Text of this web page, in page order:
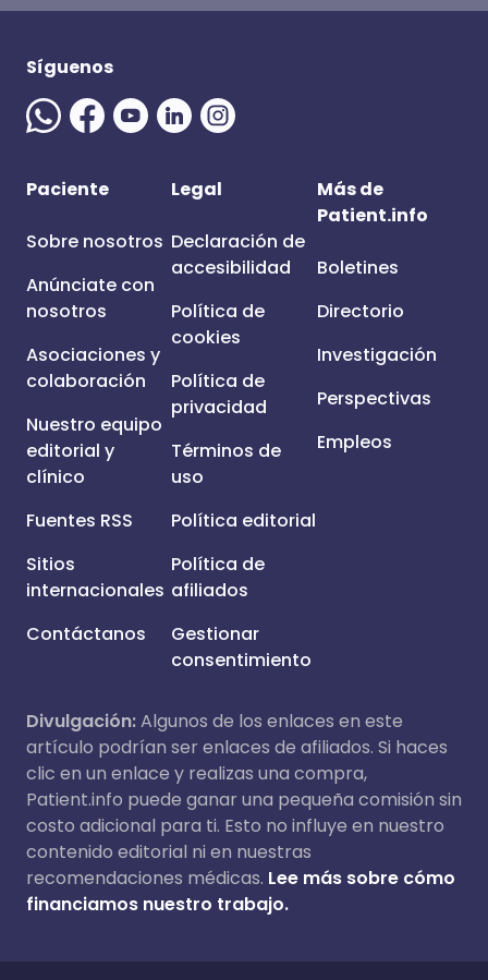
Síguenos
Paciente
Sobre nosotros
Anúnciate con
nosotros
Asociaciones y
colaboración
Nuestro equipo
editorial y
clínico
Fuentes RSS
Sitios
internacionales
Contáctanos
Legal
Declaración de
accesibilidad
Política de
cookies
Política de
privacidad
Términos de
uso
Política editorial
Política de
afiliados
Gestionar
consentimiento
Más de
Patient.info
Boletines
Directorio
Investigación
Perspectivas
Empleos
Divulgación:Algunos de los enlaces en este
artículo podrían ser enlaces de afiliados. Si haces
clic en un enlace y realizas una compra,
Patient.info puede ganar una pequeña comisión sin
costo adicional para ti. Esto no influye en nuestro
contenido editorial ni en nuestras
recomendaciones médicas. Lee más sobre cómo
financiamos nuestro trabajo.